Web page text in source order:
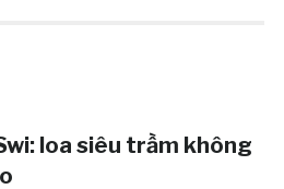
loa siêu trầm không